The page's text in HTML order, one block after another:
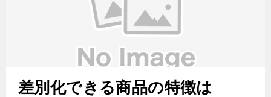
差別化できる商品の特徴は